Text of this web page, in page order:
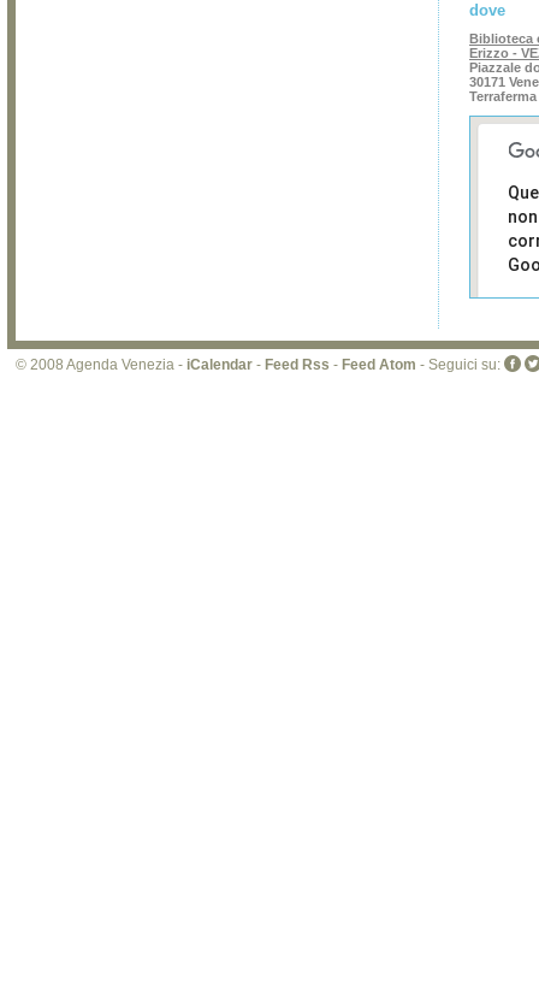
dove
Biblioteca
Erizzo -
Piazzale
30171
Terraferma
di
sito
© 2008 Agenda Venezia - iCalendar - Feed Rss - Feed Atom - Seguici su: